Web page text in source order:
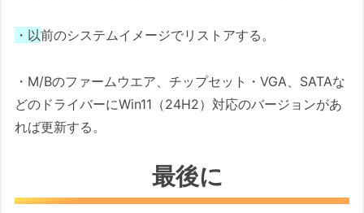
・以前のシステムイメージでリストアする。
・M/Bのファームウエア、チップセット・VGA、SATAな
どのドライバーにWin11（24H2）対応のバージョンがあ
れば更新する。
最後に